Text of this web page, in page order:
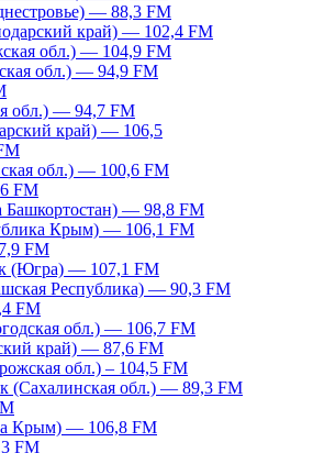
— 88,3 FM
край) — 102,4 FM
обл.) — 104,9 FM
обл.) — 94,9 FM
обл.) — 94,7 FM
край) — 106,5
обл.) — 100,6 FM
FM
Башкортостан) — 98,8 FM
Крым) — 106,1 FM
FM
(Югра) — 107,1 FM
Республика) — 90,3 FM
FM
обл.) — 106,7 FM
край) — 87,6 FM
обл.) – 104,5 FM
(Сахалинская обл.) — 89,3 FM
Крым) — 106,8 FM
FM